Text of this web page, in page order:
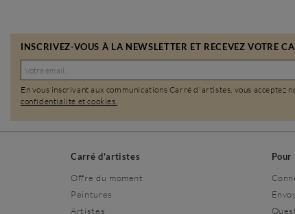
INSCRIVEZ-VOUS À LA NEWSLETTER ET RECEVEZ VOTRE
En vous inscrivant aux communications Carré d'artistes, vous acceptez
confidentialité et cookies.
Carré d'artistes
Offre du moment
Peintures
Artistes